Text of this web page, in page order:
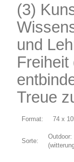
(3)
und
Freiheit
Treue
Format: 74 x
Sorte:
Outdoor: